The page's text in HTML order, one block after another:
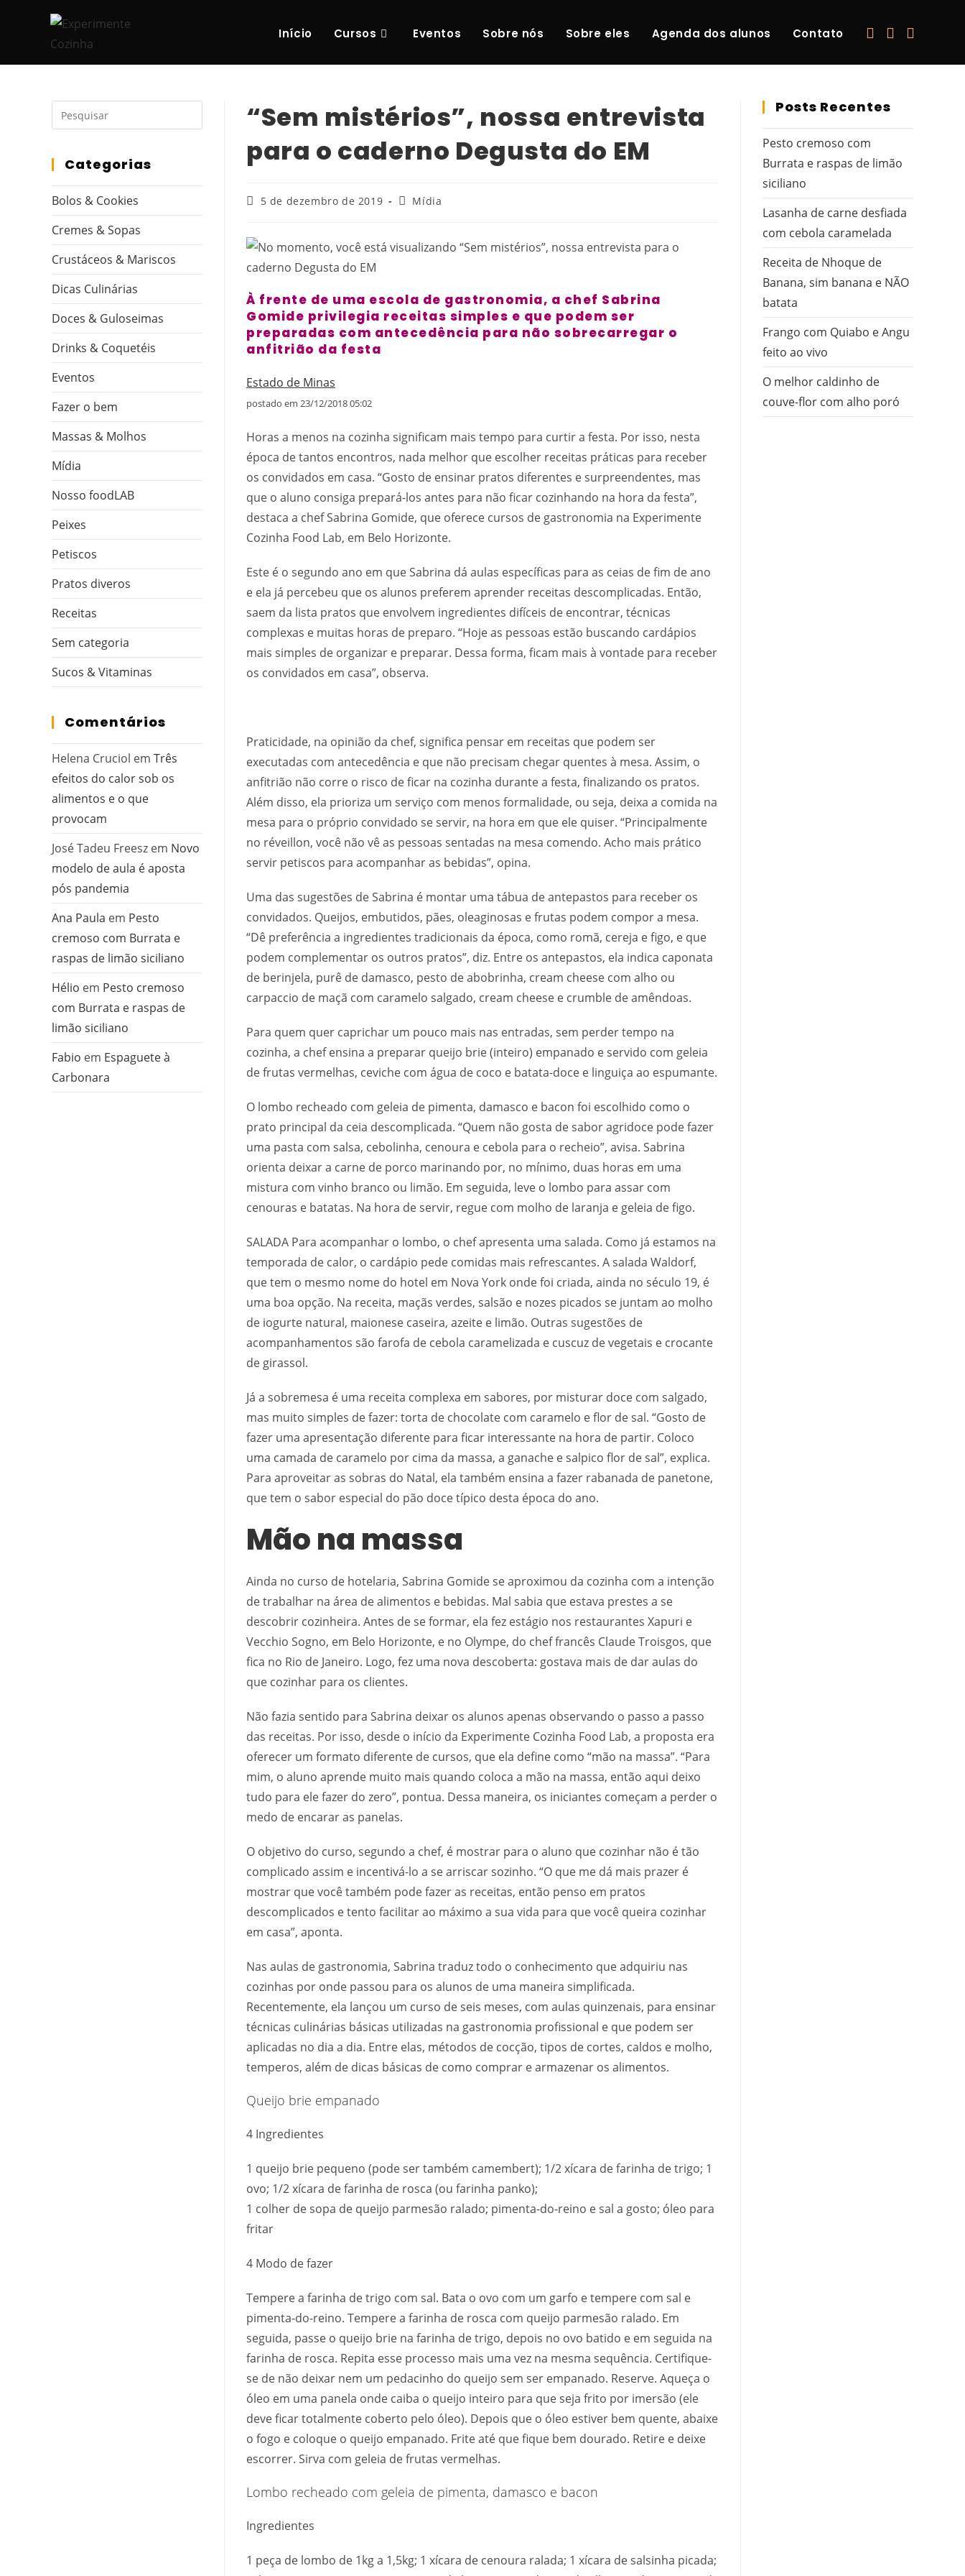
Início Cursos Eventos Sobre nós Sobre eles Agenda dos alunos Contato
“Sem mistérios”, nossa entrevista
para o caderno Degusta do EM
5 de dezembro de 2019 Mídia
À frente de uma escola de gastronomia, a chef Sabrina
Gomide privilegia receitas simples e que podem ser
preparadas com antecedência para não sobrecarregar o
anfitrião da festa
Estado de Minas
postado em 23/12/2018 05:02
Horas a menos na cozinha significam mais tempo para curtir a festa. Por isso, nesta
época de tantos encontros, nada melhor que escolher receitas práticas para receber
os convidados em casa. “Gosto de ensinar pratos diferentes e surpreendentes, mas
que o aluno consiga prepará-los antes para não ficar cozinhando na hora da festa”,
destaca a chef Sabrina Gomide, que oferece cursos de gastronomia na Experimente
Cozinha Food Lab, em Belo Horizonte.
Este é o segundo ano em que Sabrina dá aulas específicas para as ceias de fim de ano
e ela já percebeu que os alunos preferem aprender receitas descomplicadas. Então,
saem da lista pratos que envolvem ingredientes difíceis de encontrar, técnicas
complexas e muitas horas de preparo. “Hoje as pessoas estão buscando cardápios
mais simples de organizar e preparar. Dessa forma, ficam mais à vontade para receber
os convidados em casa”, observa.
Praticidade, na opinião da chef, significa pensar em receitas que podem ser
executadas com antecedência e que não precisam chegar quentes à mesa. Assim, o
anfitrião não corre o risco de ficar na cozinha durante a festa, finalizando os pratos.
Além disso, ela prioriza um serviço com menos formalidade, ou seja, deixa a comida na
mesa para o próprio convidado se servir, na hora em que ele quiser. “Principalmente
no réveillon, você não vê as pessoas sentadas na mesa comendo. Acho mais prático
servir petiscos para acompanhar as bebidas”, opina.
Uma das sugestões de Sabrina é montar uma tábua de antepastos para receber os
convidados. Queijos, embutidos, pães, oleaginosas e frutas podem compor a mesa.
“Dê preferência a ingredientes tradicionais da época, como romã, cereja e figo, e que
podem complementar os outros pratos”, diz. Entre os antepastos, ela indica caponata
de berinjela, purê de damasco, pesto de abobrinha, cream cheese com alho ou
carpaccio de maçã com caramelo salgado, cream cheese e crumble de amêndoas.
Para quem quer caprichar um pouco mais nas entradas, sem perder tempo na
cozinha, a chef ensina a preparar queijo brie (inteiro) empanado e servido com geleia
de frutas vermelhas, ceviche com água de coco e batata-doce e linguiça ao espumante.
O lombo recheado com geleia de pimenta, damasco e bacon foi escolhido como o
prato principal da ceia descomplicada. “Quem não gosta de sabor agridoce pode fazer
uma pasta com salsa, cebolinha, cenoura e cebola para o recheio”, avisa. Sabrina
orienta deixar a carne de porco marinando por, no mínimo, duas horas em uma
mistura com vinho branco ou limão. Em seguida, leve o lombo para assar com
cenouras e batatas. Na hora de servir, regue com molho de laranja e geleia de figo.
SALADA Para acompanhar o lombo, o chef apresenta uma salada. Como já estamos na
temporada de calor, o cardápio pede comidas mais refrescantes. A salada Waldorf,
que tem o mesmo nome do hotel em Nova York onde foi criada, ainda no século 19, é
uma boa opção. Na receita, maçãs verdes, salsão e nozes picados se juntam ao molho
de iogurte natural, maionese caseira, azeite e limão. Outras sugestões de
acompanhamentos são farofa de cebola caramelizada e cuscuz de vegetais e crocante
de girassol.
Já a sobremesa é uma receita complexa em sabores, por misturar doce com salgado,
mas muito simples de fazer: torta de chocolate com caramelo e flor de sal. “Gosto de
fazer uma apresentação diferente para ficar interessante na hora de partir. Coloco
uma camada de caramelo por cima da massa, a ganache e salpico flor de sal”, explica.
Para aproveitar as sobras do Natal, ela também ensina a fazer rabanada de panetone,
que tem o sabor especial do pão doce típico desta época do ano.
Mão na massa
Ainda no curso de hotelaria, Sabrina Gomide se aproximou da cozinha com a intenção
de trabalhar na área de alimentos e bebidas. Mal sabia que estava prestes a se
descobrir cozinheira. Antes de se formar, ela fez estágio nos restaurantes Xapuri e
Vecchio Sogno, em Belo Horizonte, e no Olympe, do chef francês Claude Troisgos, que
fica no Rio de Janeiro. Logo, fez uma nova descoberta: gostava mais de dar aulas do
que cozinhar para os clientes.
Não fazia sentido para Sabrina deixar os alunos apenas observando o passo a passo
das receitas. Por isso, desde o início da Experimente Cozinha Food Lab, a proposta era
oferecer um formato diferente de cursos, que ela define como “mão na massa”. “Para
mim, o aluno aprende muito mais quando coloca a mão na massa, então aqui deixo
tudo para ele fazer do zero”, pontua. Dessa maneira, os iniciantes começam a perder o
medo de encarar as panelas.
O objetivo do curso, segundo a chef, é mostrar para o aluno que cozinhar não é tão
complicado assim e incentivá-lo a se arriscar sozinho. “O que me dá mais prazer é
mostrar que você também pode fazer as receitas, então penso em pratos
descomplicados e tento facilitar ao máximo a sua vida para que você queira cozinhar
em casa”, aponta.
Nas aulas de gastronomia, Sabrina traduz todo o conhecimento que adquiriu nas
cozinhas por onde passou para os alunos de uma maneira simplificada.
Recentemente, ela lançou um curso de seis meses, com aulas quinzenais, para ensinar
técnicas culinárias básicas utilizadas na gastronomia profissional e que podem ser
aplicadas no dia a dia. Entre elas, métodos de cocção, tipos de cortes, caldos e molho,
temperos, além de dicas básicas de como comprar e armazenar os alimentos.
Queijo brie empanado
4 Ingredientes
1 queijo brie pequeno (pode ser também camembert); 1/2 xícara de farinha de trigo; 1
ovo; 1/2 xícara de farinha de rosca (ou farinha panko);
1 colher de sopa de queijo parmesão ralado; pimenta-do-reino e sal a gosto; óleo para
fritar
4 Modo de fazer
Tempere a farinha de trigo com sal. Bata o ovo com um garfo e tempere com sal e
pimenta-do-reino. Tempere a farinha de rosca com queijo parmesão ralado. Em
seguida, passe o queijo brie na farinha de trigo, depois no ovo batido e em seguida na
farinha de rosca. Repita esse processo mais uma vez na mesma sequência. Certifique-
se de não deixar nem um pedacinho do queijo sem ser empanado. Reserve. Aqueça o
óleo em uma panela onde caiba o queijo inteiro para que seja frito por imersão (ele
deve ficar totalmente coberto pelo óleo). Depois que o óleo estiver bem quente, abaixe
o fogo e coloque o queijo empanado. Frite até que fique bem dourado. Retire e deixe
escorrer. Sirva com geleia de frutas vermelhas.
Lombo recheado com geleia de pimenta, damasco e bacon
Ingredientes
1 peça de lombo de 1kg a 1,5kg; 1 xícara de cenoura ralada; 1 xícara de salsinha picada;
Categorias
Bolos & Cookies
Cremes & Sopas
Crustáceos & Mariscos
Dicas Culinárias
Doces & Guloseimas
Drinks & Coquetéis
Eventos
Fazer o bem
Massas & Molhos
Mídia
Nosso foodLAB
Peixes
Petiscos
Pratos diveros
Receitas
Sem categoria
Sucos & Vitaminas
Comentários
Helena Cruciol em Três
efeitos do calor sob os
alimentos e o que
provocam
José Tadeu Freesz em Novo
modelo de aula é aposta
pós pandemia
Ana Paula em Pesto
cremoso com Burrata e
raspas de limão siciliano
Hélio em Pesto cremoso
com Burrata e raspas de
limão siciliano
Fabio em Espaguete à
Carbonara
Posts Recentes
Pesto cremoso com
Burrata e raspas de limão
siciliano
Lasanha de carne desfiada
com cebola caramelada
Receita de Nhoque de
Banana, sim banana e NÃO
batata
Frango com Quiabo e Angu
feito ao vivo
O melhor caldinho de
couve-flor com alho poró